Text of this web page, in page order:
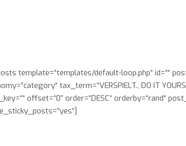
template=“templates/default-loop.php“ id=““
tax_term=“VERSPIELT., DO IT
offset=“0″ order=“DESC“ orderby=“rand“